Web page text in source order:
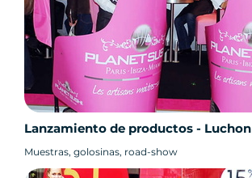
Lanzamiento de productos - Luchon
Muestras, golosinas, road-show